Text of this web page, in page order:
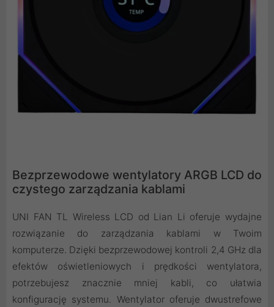
Bezprzewodowe wentylatory ARGB LCD do
czystego zarządzania kablami
UNI FAN TL Wireless LCD od Lian Li oferuje wydajne
rozwiązanie do zarządzania kablami w Twoim
komputerze. Dzięki bezprzewodowej kontroli 2,4 GHz dla
efektów oświetleniowych i prędkości wentylatora,
potrzebujesz znacznie mniej kabli, co ułatwia
konfigurację systemu. Wentylator oferuje dwustrefowe